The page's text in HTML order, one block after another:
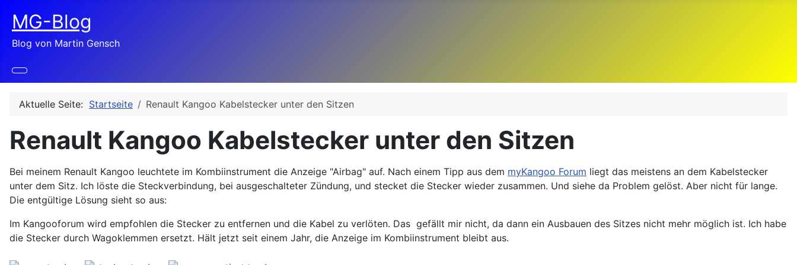
MG-Blog
Blog von Martin Gensch
Aktuelle Seite: Startseite Renault Kangoo Kabelstecker unter den Sitzen
Renault Kangoo Kabelstecker unter den Sitzen
Details
Bei meinem Renault Kangoo leuchtete im Kombiinstrument die Anzeige "Airbag" auf. Nach einem Tipp aus dem myKangoo Forum liegt das meistens an dem Kabelstecker
unter dem Sitz. Ich löste die Steckverbindung, bei ausgeschalteter Zündung, und stecket die Stecker wieder zusammen. Und siehe da Problem gelöst. Aber nicht für lange.
Die entgültige Lösung sieht so aus:
Im Kangooforum wird empfohlen die Stecker zu entfernen und die Kabel zu verlöten. Das gefällt mir nicht, da dann ein Ausbauen des Sitzes nicht mehr möglich ist. Ich habe
die Stecker durch Wagoklemmen ersetzt. Hält jetzt seit einem Jahr, die Anzeige im Kombiinstrument bleibt aus.